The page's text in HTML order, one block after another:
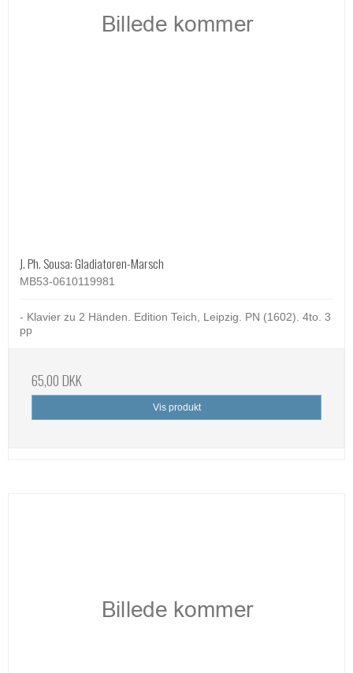
J. Ph. Sousa: Gladiatoren-Marsch
MB53-0610119981
- Klavier zu 2 Händen. Edition Teich, Leipzig. PN (1602). 4to. 3
pp
65,00 DKK
Vis produkt